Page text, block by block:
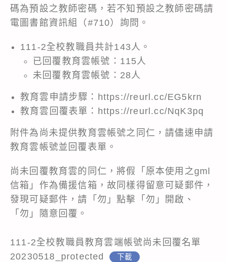
碼為預設之教師密碼，若不知預設之教師密碼請
電圖書館資訊組（#710）詢問。
111-2全校教職員共計143人。
已回覆教育雲帳號：115人
未回覆教育雲帳號：28人
教育雲申請步驟： https://reurl.cc/EG5krn
教育雲回覆表單： https://reurl.cc/NqK3pq
附件為尚未提供教育雲帳號之同仁，請儘速申請
教育雲帳號並回覆表單。
尚未回覆教育雲的同仁，將假「原本使用之gml
信箱」作為備援信箱，故同樣得留意可疑郵件，
發現可疑郵件，請「勿」點擊「勿」開啟、
「勿」隨意回覆。
111-2全校教職員教育雲端帳號尚未回覆名單
20230518_protected
下載